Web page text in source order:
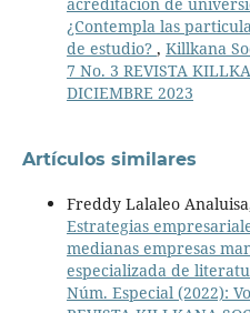
¿Contempla las
de estudio? , Killkana
7 No. 3 REVISTA
DICIEMBRE 2023
Artículos similares
Freddy Lalaleo
Estrategias
medianas empresas
especializada de
Núm. Especial (2022):